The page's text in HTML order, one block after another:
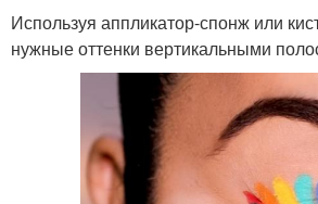
Используя аппликатор-спонж или
нужные оттенки вертикальными